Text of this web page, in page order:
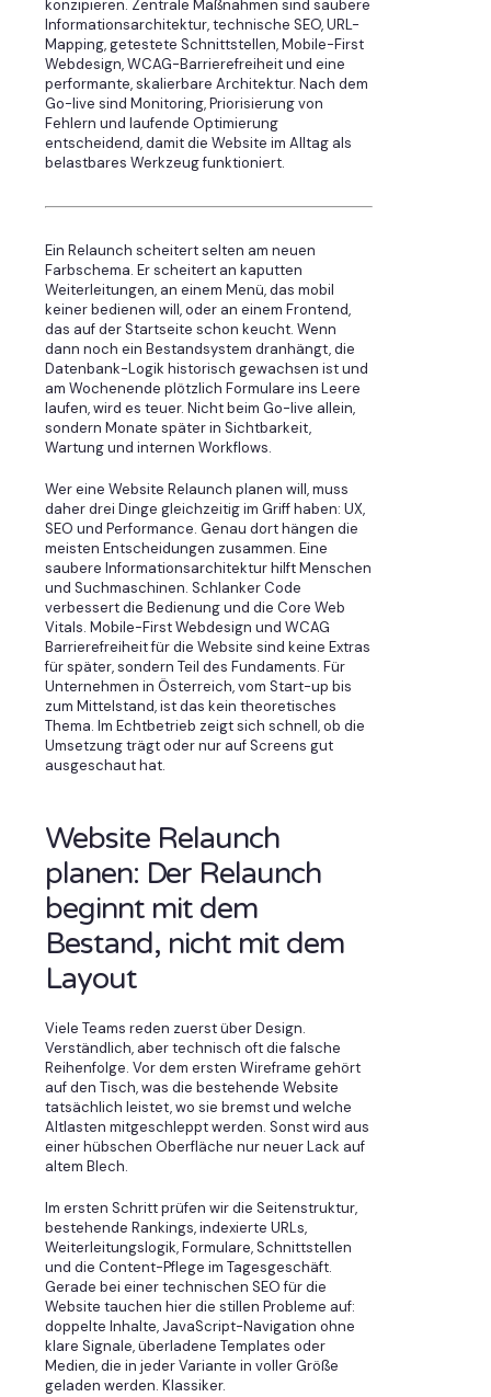
konzipieren. Zentrale Maßnahmen sind saubere
Informationsarchitektur, technische SEO, URL-
Mapping, getestete Schnittstellen, Mobile-First
Webdesign, WCAG-Barrierefreiheit und eine
performante, skalierbare Architektur. Nach dem
Go-live sind Monitoring, Priorisierung von
Fehlern und laufende Optimierung
entscheidend, damit die Website im Alltag als
belastbares Werkzeug funktioniert.
Ein Relaunch scheitert selten am neuen
Farbschema. Er scheitert an kaputten
Weiterleitungen, an einem Menü, das mobil
keiner bedienen will, oder an einem Frontend,
das auf der Startseite schon keucht. Wenn
dann noch ein Bestandsystem dranhängt, die
Datenbank-Logik historisch gewachsen ist und
am Wochenende plötzlich Formulare ins Leere
laufen, wird es teuer. Nicht beim Go-live allein,
sondern Monate später in Sichtbarkeit,
Wartung und internen Workflows.
Wer eine Website Relaunch planen will, muss
daher drei Dinge gleichzeitig im Griff haben: UX,
SEO und Performance. Genau dort hängen die
meisten Entscheidungen zusammen. Eine
saubere Informationsarchitektur hilft Menschen
und Suchmaschinen. Schlanker Code
verbessert die Bedienung und die Core Web
Vitals. Mobile-First Webdesign und WCAG
Barrierefreiheit für die Website sind keine Extras
für später, sondern Teil des Fundaments. Für
Unternehmen in Österreich, vom Start-up bis
zum Mittelstand, ist das kein theoretisches
Thema. Im Echtbetrieb zeigt sich schnell, ob die
Umsetzung trägt oder nur auf Screens gut
ausgeschaut hat.
Website Relaunch
planen: Der Relaunch
beginnt mit dem
Bestand, nicht mit dem
Layout
Viele Teams reden zuerst über Design.
Verständlich, aber technisch oft die falsche
Reihenfolge. Vor dem ersten Wireframe gehört
auf den Tisch, was die bestehende Website
tatsächlich leistet, wo sie bremst und welche
Altlasten mitgeschleppt werden. Sonst wird aus
einer hübschen Oberfläche nur neuer Lack auf
altem Blech.
Im ersten Schritt prüfen wir die Seitenstruktur,
bestehende Rankings, indexierte URLs,
Weiterleitungslogik, Formulare, Schnittstellen
und die Content-Pflege im Tagesgeschäft.
Gerade bei einer technischen SEO für die
Website tauchen hier die stillen Probleme auf:
doppelte Inhalte, JavaScript-Navigation ohne
klare Signale, überladene Templates oder
Medien, die in jeder Variante in voller Größe
geladen werden. Klassiker.